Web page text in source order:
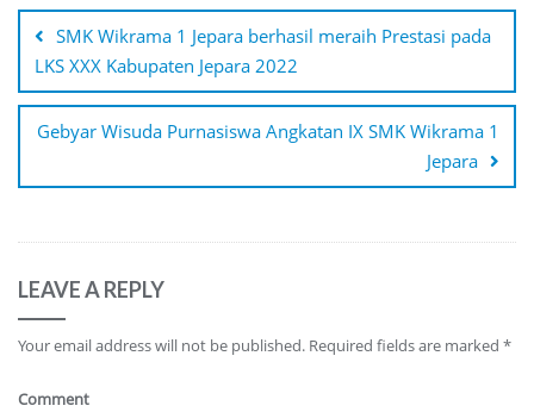
navigation
SMK Wikrama 1 Jepara berhasil meraih Prestasi pada
LKS XXX Kabupaten Jepara 2022
Gebyar Wisuda Purnasiswa Angkatan IX SMK Wikrama 1
Jepara
LEAVE A REPLY
Your email address will not be published. Required fields are marked *
Comment